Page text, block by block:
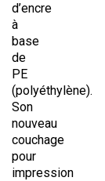
d’encre
à
base
de
PE
(polyéthylène).
Son
nouveau
couchage
pour
impression